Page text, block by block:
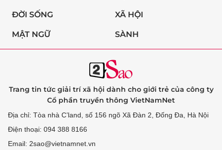
ĐỜI SỐNG XÃ HỘI
MẬT NGỮ SÀNH
Trang tin tức giải trí xã hội dành cho giới trẻ của công ty
Cổ phần truyền thông VietNamNet
Địa chỉ: Tòa nhà C’land, số 156 ngõ Xã Đàn 2, Đống Đa, Hà Nội
Điện thoại: 094 388 8166
Email: 2sao@vietnamnet.vn